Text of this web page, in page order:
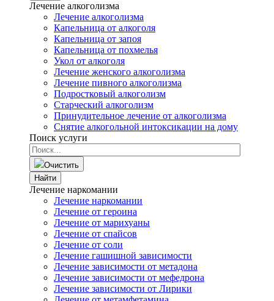
Лечение алкоголизма
Лечение алкоголизма
Капельница от алкоголя
Капельница от запоя
Капельница от похмелья
Укол от алкоголя
Лечение женского алкоголизма
Лечение пивного алкоголизма
Подростковый алкоголизм
Старческий алкоголизм
Принудительное лечение от алкоголизма
Снятие алкогольной интоксикации на дому
Поиск услуги
Очистить
Найти
Лечение наркомании
Лечение наркомании
Лечение от героина
Лечение от марихуаны
Лечение от спайсов
Лечение от соли
Лечение гашишной зависимости
Лечение зависимости от метадона
Лечение зависимости от мефедрона
Лечение зависимости от Лирики